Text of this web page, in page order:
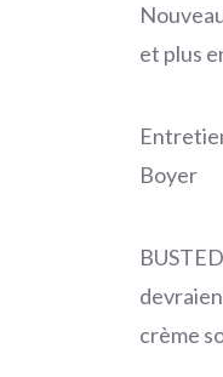
et plus
Boyer
crème